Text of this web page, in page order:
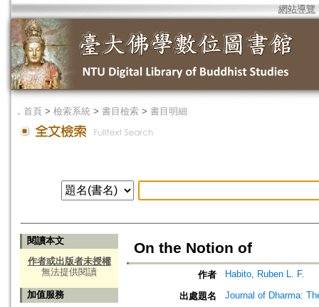
網站導覽
． 首頁 > 檢索系統 > 書目檢索 > 書目明細
閱讀本文
作者或出版者未授權
無法提供閱讀
加值服務
On the Notion of
作者 Habito, Ruben L. F.
出處題名 Journal of Dharma: